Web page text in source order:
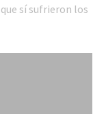
sí sufrieron los